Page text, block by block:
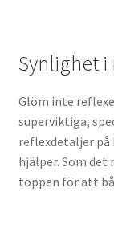
Synlighet i
Glöm inte
superviktiga,
reflexdetaljer på
hjälper. Som det
toppen för att